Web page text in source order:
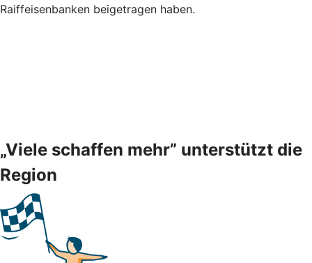
Raiffeisenbanken beigetragen haben.
„Viele schaffen mehr” unterstützt die
Region